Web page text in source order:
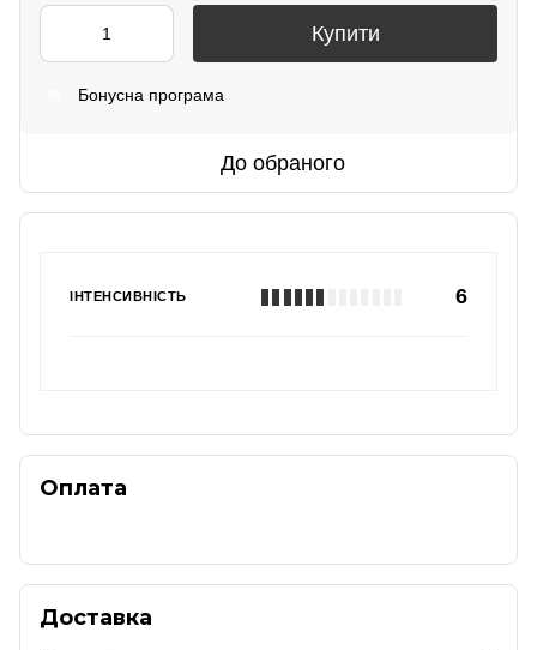
Купити
Бонусна програма
До обраного
ІНТЕНСИВНІСТЬ 6
Оплата
Доставка